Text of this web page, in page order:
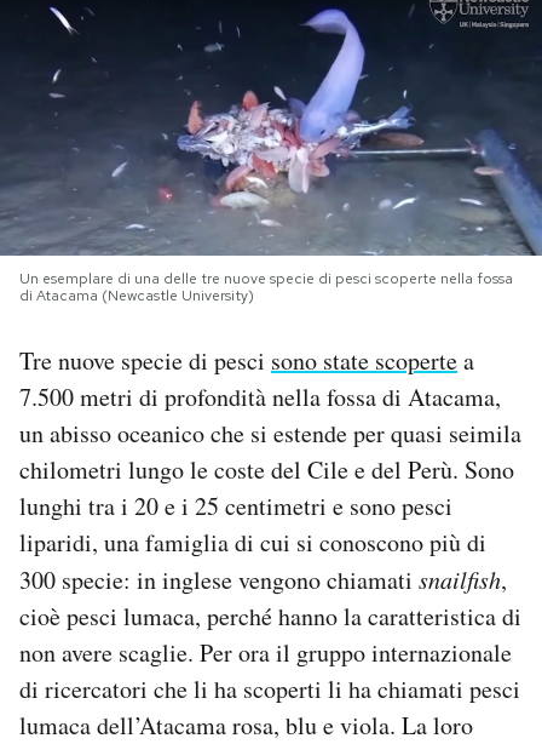
PODCAST
NEWSLETTER
I MIEI PREFERITI
CALENDARIO
AREA PERSONALE
Area Personale
Newsletter
Notifiche mobile
Regala il Post
Hai bisogno di aiuto?
Un esemplare di una delle tre nuove specie di pesci scoperte nella fossa
di Atacama (Newcastle University)
Tre nuove specie di pesci sono state scopertea
7.500 metri di profondità nella fossa di Atacama,
un abisso oceanico che si estende per quasi seimila
chilometri lungo le coste del Cile e del Perù. Sono
lunghi tra i 20 e i 25 centimetri e sono pesci
liparidi, una famiglia di cui si conoscono più di
300 specie: in inglese vengono chiamati snailfish,
cioè pesci lumaca, perché hanno la caratteristica di
non avere scaglie. Per ora il gruppo internazionale
di ricercatori che li ha scoperti li ha chiamati pesci
lumaca dell’Atacama rosa, blu e viola. La loro